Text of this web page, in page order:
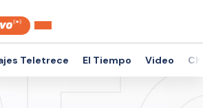
Teletrece El Tiempo Video